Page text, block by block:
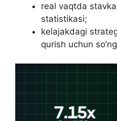
real vaqtda
statistikasi;
kelajakdagi
qurish uchun